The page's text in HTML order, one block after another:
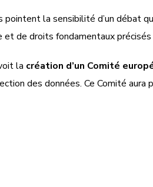
la sensibilité d’un débat
de droits fondamentaux précisés
la création d’un Comité
des données. Ce Comité